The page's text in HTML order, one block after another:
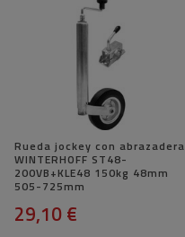
Rueda jockey con abrazadera
WINTERHOFF ST48-
200VB+KLE48 150kg 48mm
505-725mm
29,10 €